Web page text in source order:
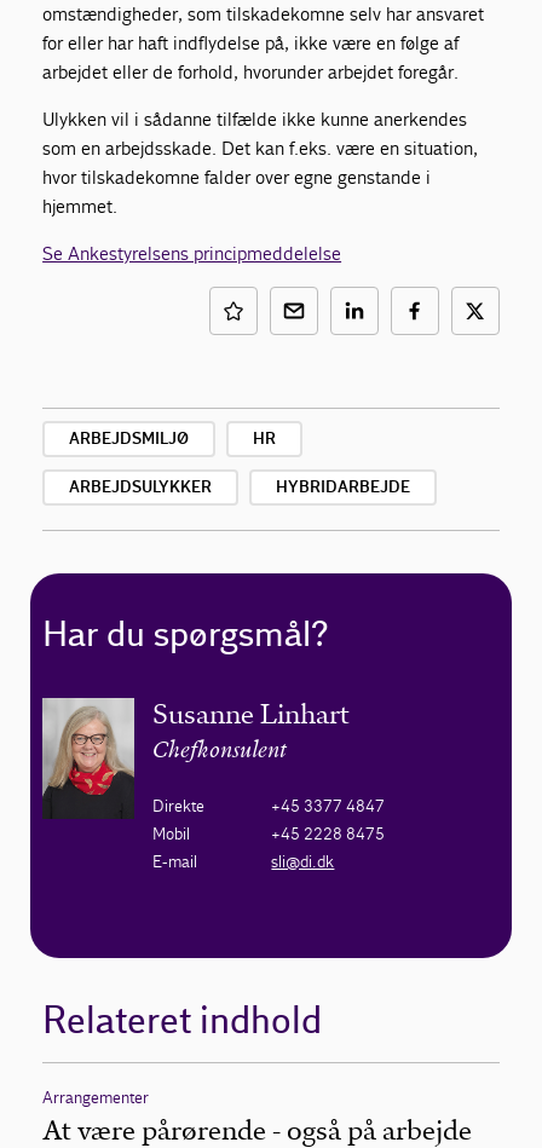
omstændigheder, som tilskadekomne selv har ansvaret
for eller har haft indflydelse på, ikke være en følge af
arbejdet eller de forhold, hvorunder arbejdet foregår.
Ulykken vil i sådanne tilfælde ikke kunne anerkendes
som en arbejdsskade. Det kan f.eks. være en situation,
hvor tilskadekomne falder over egne genstande i
hjemmet.
Se Ankestyrelsens principmeddelelse
ARBEJDSMILJØ HR
ARBEJDSULYKKER HYBRIDARBEJDE
Har du spørgsmål?
Susanne Linhart
Chefkonsulent
Direkte
+45 3377 4847
Mobil
+45 2228 8475
E-mail
sli@di.dk
Relateret indhold
Arrangementer
At være pårørende - også på arbejde